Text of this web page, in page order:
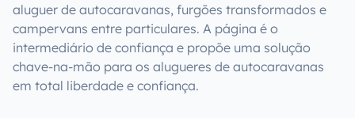
aluguer de autocaravanas, furgões transformados e
campervans entre particulares. A página é o
intermediário de confiança e propõe uma solução
chave-na-mão para os alugueres de autocaravanas
em total liberdade e confiança.